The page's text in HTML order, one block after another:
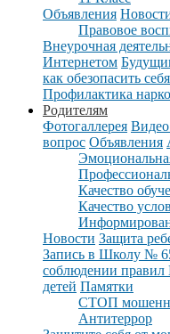
Объявления
Правовое
Внеурочная
Интернетом
как обезопасить
Профилактика
Родителям
Фотогаллерея Видео
вопрос Объявления
Качество
Качество
Новости Защита
Запись в Школу №
соблюдении
детей Памятки
СТОП
Антитеррор